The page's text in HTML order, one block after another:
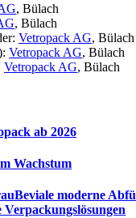
, Bülach
, Bülach
Vetropack AG, Bülach
Vetropack AG, Bülach
Vetropack AG, Bülach
ab 2026
Wachstum
moderne
Verpackungslösungen